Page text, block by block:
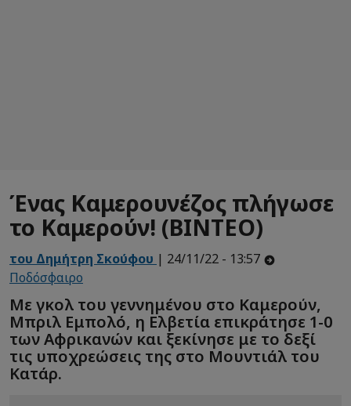
Ένας Καμερουνέζος πλήγωσε
το Καμερούν! (ΒΙΝΤΕΟ)
του Δημήτρη Σκούφου | 24/11/22 - 13:57
Ποδόσφαιρο
Με γκολ του γεννημένου στο Καμερούν,
Μπριλ Εμπολό, η Ελβετία επικράτησε 1-0
των Αφρικανών και ξεκίνησε με το δεξί
τις υποχρεώσεις της στο Μουντιάλ του
Κατάρ.